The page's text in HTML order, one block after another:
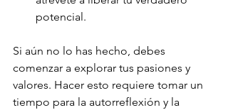
potencial.
Si aún no lo has hecho, debes
comenzar a explorar tus pasiones y
valores. Hacer esto requiere tomar un
tiempo para la autorreflexión y la